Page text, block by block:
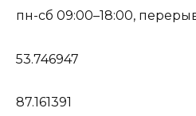
пн-сб 09:00–18:00,
53.746947
87.161391